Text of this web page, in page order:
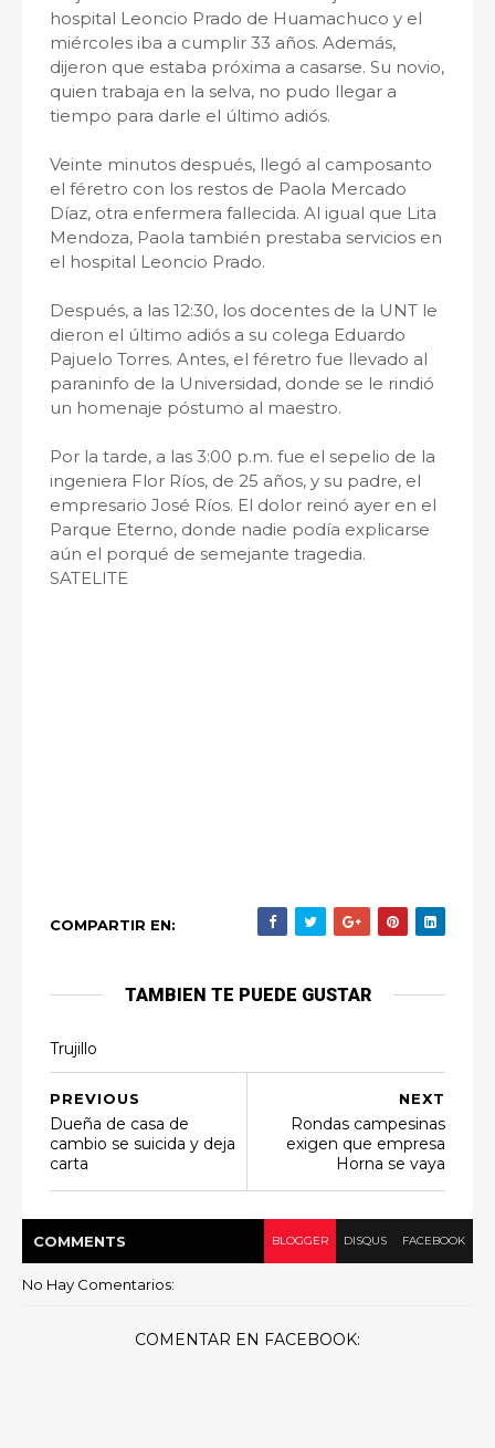
hospital Leoncio Prado de Huamachuco y el
miércoles iba a cumplir 33 años. Además,
dijeron que estaba próxima a casarse. Su novio,
quien trabaja en la selva, no pudo llegar a
tiempo para darle el último adiós.
Veinte minutos después, llegó al camposanto
el féretro con los restos de Paola Mercado
Díaz, otra enfermera fallecida. Al igual que Lita
Mendoza, Paola también prestaba servicios en
el hospital Leoncio Prado.
Después, a las 12:30, los docentes de la UNT le
dieron el último adiós a su colega Eduardo
Pajuelo Torres. Antes, el féretro fue llevado al
paraninfo de la Universidad, donde se le rindió
un homenaje póstumo al maestro.
Por la tarde, a las 3:00 p.m. fue el sepelio de la
ingeniera Flor Ríos, de 25 años, y su padre, el
empresario José Ríos. El dolor reinó ayer en el
Parque Eterno, donde nadie podía explicarse
aún el porqué de semejante tragedia.
SATELITE
COMPARTIR EN:
TAMBIEN TE PUEDE GUSTAR
Trujillo
NEXT
Rondas campesinas
exigen que empresa
Horna se vaya
PREVIOUS
Dueña de casa de
cambio se suicida y deja
carta
COMMENTS BLOGGER DISQUS FACEBOOK
No Hay Comentarios:
COMENTAR EN FACEBOOK: